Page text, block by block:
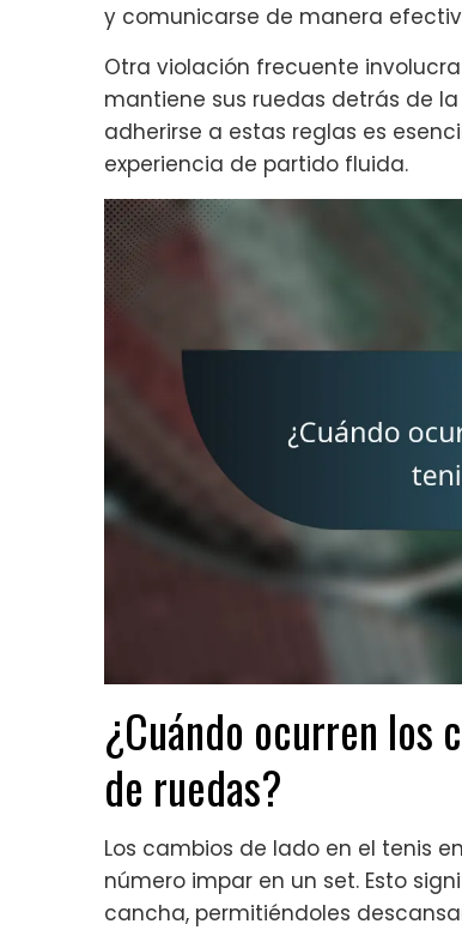
y comunicarse de manera
Otra violación frecuente
mantiene sus ruedas detrás de
adherirse a estas reglas es
experiencia de partido fluida.
¿Cuándo ocurren los
de ruedas?
Los cambios de lado en el tenis
número impar en un set. Esto
cancha, permitiéndoles